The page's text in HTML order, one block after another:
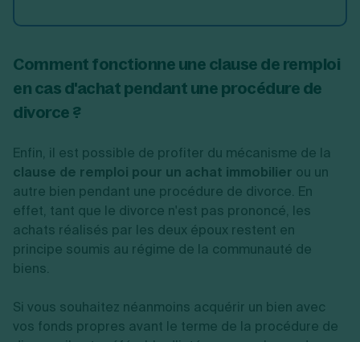
Comment fonctionne une clause de remploi
en cas d'achat pendant une procédure de
divorce ?
Enfin, il est possible de profiter du mécanisme de la
clause de remploi pour un achat immobilier ou un
autre bien pendant une procédure de divorce. En
effet, tant que le divorce n'est pas prononcé, les
achats réalisés par les deux époux restent en
principe soumis au régime de la communauté de
biens.
Si vous souhaitez néanmoins acquérir un bien avec
vos fonds propres avant le terme de la procédure de